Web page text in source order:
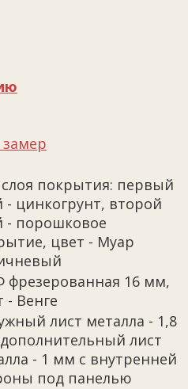
покрытия: первый
- цинкогрунт, второй
- порошковое
цвет - Муар
16 мм,
- Венге
лист металла - 1,8
лист
- 1 мм с внутренней
под панелью